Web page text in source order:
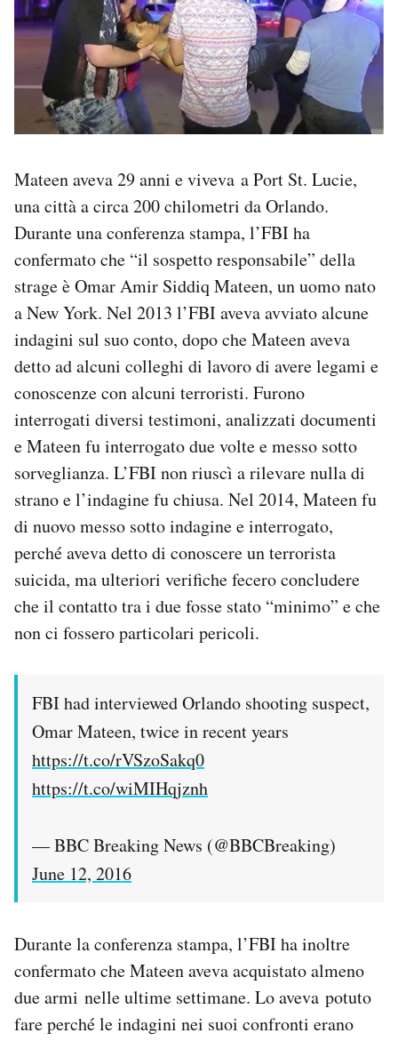
Mateen aveva 29 anni e viveva a Port St. Lucie,
una città a circa 200 chilometri da Orlando.
Durante una conferenza stampa, l’FBI ha
confermato che “il sospetto responsabile” della
strage è Omar Amir Siddiq Mateen, un uomo nato
a New York. Nel 2013 l’FBI aveva avviato alcune
indagini sul suo conto, dopo che Mateen aveva
detto ad alcuni colleghi di lavoro di avere legami e
conoscenze con alcuni terroristi. Furono
interrogati diversi testimoni, analizzati documenti
e Mateen fu interrogato due volte e messo sotto
sorveglianza. L’FBI non riuscì a rilevare nulla di
strano e l’indagine fu chiusa. Nel 2014, Mateen fu
di nuovo messo sotto indagine e interrogato,
perché aveva detto di conoscere un terrorista
suicida, ma ulteriori verifiche fecero concludere
che il contatto tra i due fosse stato “minimo” e che
non ci fossero particolari pericoli.
FBI had interviewed Orlando shooting suspect,
Omar Mateen, twice in recent years
https://t.co/rVSzoSakq0
https://t.co/wiMIHqjznh
— BBC Breaking News (@BBCBreaking)
June 12, 2016
Durante la conferenza stampa, l’FBI ha inoltre
confermato che Mateen aveva acquistato almeno
due armi nelle ultime settimane. Lo aveva potuto
fare perché le indagini nei suoi confronti erano